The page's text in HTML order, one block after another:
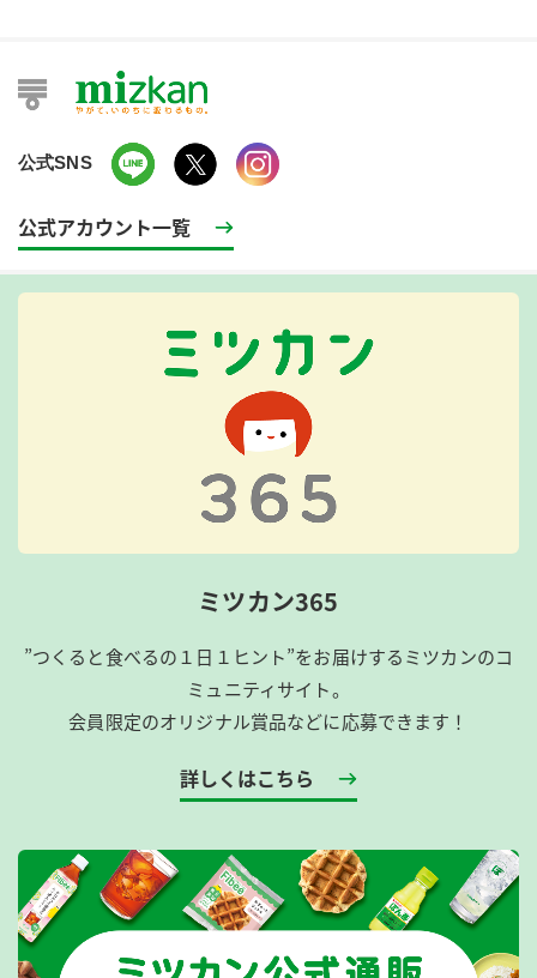
公式SNS
公式アカウント一覧
ミツカン365
”つくると食べるの１日１ヒント”をお届けするミツカンのコ
ミュニティサイト。
会員限定のオリジナル賞品などに応募できます！
詳しくはこちら